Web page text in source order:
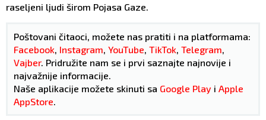
raseljeni ljudi širom Pojasa Gaze.
Poštovani čitaoci, možete nas pratiti i na platformama:
Facebook Instagram YouTube TikTok Telegram
Vajber. Pridružite nam se i prvi saznajte najnovije i
najvažnije informacije.
Naše aplikacije možete skinuti sa Google Play i Apple
AppStore